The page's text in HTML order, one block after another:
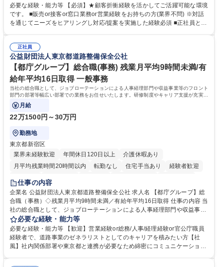
ーション、お客様対応 ■窓口にて、ご来店された個人のお客様に対して金
融商品のご提案 ■効率的な事務運用の検討・構築等 ≪業務紹介：ご応募前
に必ずご覧ください≫ ※記事 https://www.mysite.bk.mufg.jp/career/circle/
必要な経験・能力等 【必須】★顧客折衝経験を活かしてご活躍可能な環境
です。 ■販売or接客or窓口業務or営業経験をお持ちの方(業界不問) ※対話
を通じてニーズをヒアリングし対応/提案を実施した経験必須 ■正社員とし
るので安心して入行いただけます。 幅広いキャリアの選択肢があり、公募
や社内副業等を活用し、 一人ひとりが挑戦できるカルチャーが浸透してい
ます。 学歴・資格 学歴：大学院 大学 高専 短大 専修学校 高校 語学力：
資格：
正社員
公益財団法人東京都道路整備保全公社
【都庁グループ】総合職(事務) 残業月平均9時間未満/有
給年平均16日取得 一般事務
当社の総合職として、ジョブローテーションによる人事経理部門や収益事業等のフロント
部門の部署等幅広い部署での業務をお任せいたします。研修制度やキャリア支援が充実し
ております！ ※下記業務詳細
月給
22万1500円～30万円
勤務地
東京都新宿区
業界未経験歓迎
年間休日120日以上
介護休暇あり
月平均残業時間20時間以内
転勤なし 住宅手当あり
経験者歓迎
研修あり
退職金あり
駅近5分以内
資格取得手当あり 食事補助あり
仕事の内容
企業名 公益財団法人東京都道路整備保全公社 求人名 【都庁グループ】総
合職（事務）◇残業月平均9時間未満／有給年平均16日取得 仕事の内容 当
社の総合職として、ジョブローテーションによる人事経理部門や収益事業
等のフロント部門の部署等幅広い部署での業務をお任せいたします。研修
制度やキャリア支援が充実しております！ ※下記業務詳細 【業務詳細】■
管理部門：広報、人事、経理など当公社の運営に係る管理業務 ■収益部
門：駐車場の新規開拓、管理運営、新宿駅西口広場の「イベントコーナ
必要な経験・能力等
必要な経験・能力等 【歓迎】営業経験or総務/人事/経理経験or官公庁職員
経験者で、道路事業のゼネラリストとしてのキャリアを積みたい方【社
風】社内関係部署や東京都と連携が必要なため綿密にコミュニケーション